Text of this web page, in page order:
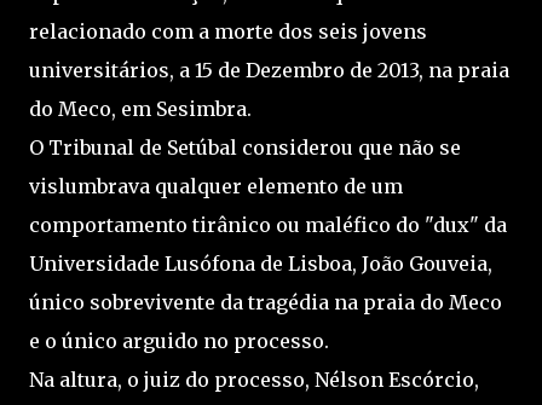
relacionado com a morte dos seis jovens
universitários, a 15 de Dezembro de 2013, na praia
do Meco, em Sesimbra.
O Tribunal de Setúbal considerou que não se
vislumbrava qualquer elemento de um
comportamento tirânico ou maléfico do "dux" da
Universidade Lusófona de Lisboa, João Gouveia,
único sobrevivente da tragédia na praia do Meco
e o único arguido no processo.
Na altura, o juiz do processo, Nélson Escórcio,